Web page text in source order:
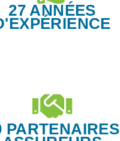
27 ANNÉES
PARTENAIRES